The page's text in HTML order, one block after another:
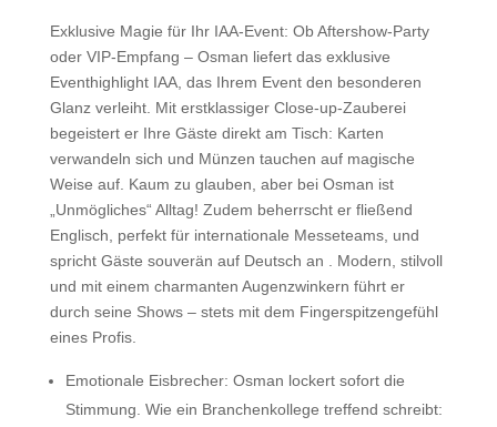
Exklusive Magie für Ihr IAA-Event: Ob Aftershow-Party
oder VIP-Empfang – Osman liefert das exklusive
Eventhighlight IAA, das Ihrem Event den besonderen
Glanz verleiht. Mit erstklassiger Close-up-Zauberei
begeistert er Ihre Gäste direkt am Tisch: Karten
verwandeln sich und Münzen tauchen auf magische
Weise auf. Kaum zu glauben, aber bei Osman ist
„Unmögliches“ Alltag! Zudem beherrscht er fließend
Englisch , perfekt für internationale Messeteams, und
spricht Gäste souverän auf Deutsch an
. Modern, stilvoll
und mit einem charmanten Augenzwinkern führt er
durch seine Shows – stets mit dem Fingerspitzengefühl
eines Profis.
Emotionale Eisbrecher: Osman lockert sofort die
Stimmung. Wie ein Branchenkollege treffend schreibt: